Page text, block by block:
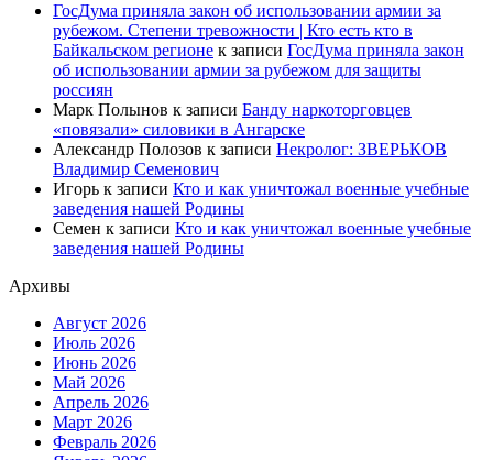
ГосДума приняла закон об использовании армии за
рубежом. Степени тревожности | Кто есть кто в
Байкальском регионе к записи ГосДума приняла закон
об использовании армии за рубежом для защиты
россиян
Марк Полынов к записи Банду наркоторговцев
«повязали» силовики в Ангарске
Александр Полозов к записи Некролог: ЗВЕРЬКОВ
Владимир Семенович
Игорь к записи Кто и как уничтожал военные учебные
заведения нашей Родины
Семен к записи Кто и как уничтожал военные учебные
заведения нашей Родины
Архивы
Август 2026
Июль 2026
Июнь 2026
Май 2026
Апрель 2026
Март 2026
Февраль 2026